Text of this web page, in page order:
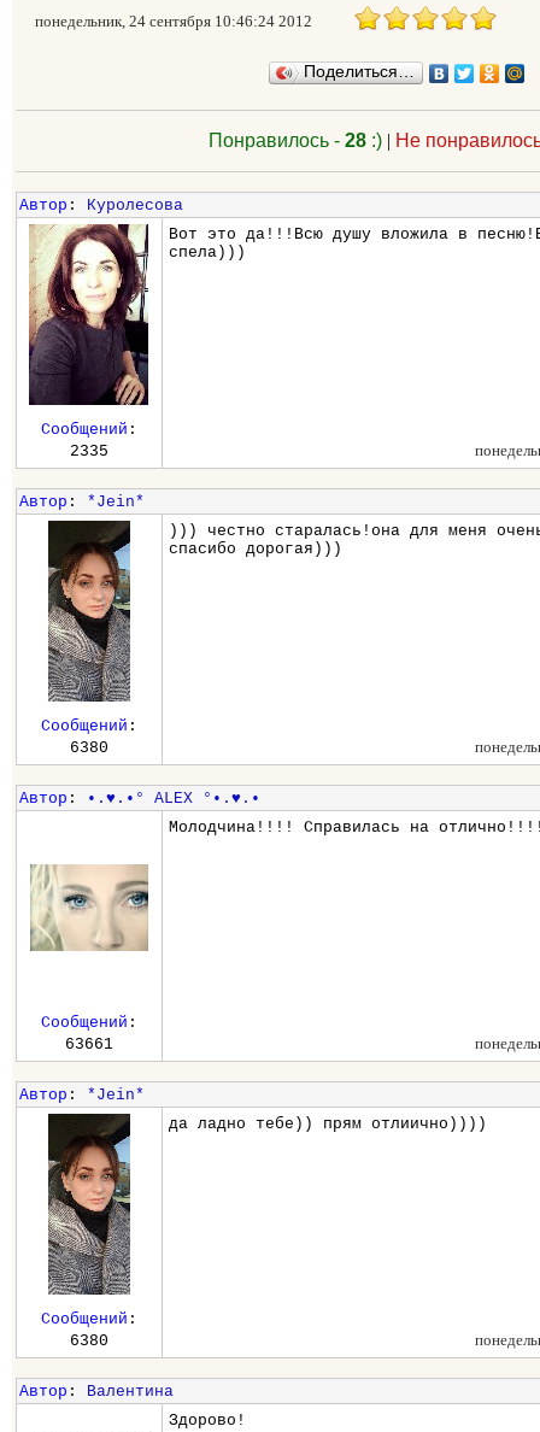
понедельник, 24 сентября 10:46:24 2012
Поделиться…
Понравилось -28 :) | Не
Автор : Куролесова
Вот это да!!!Всю душу вложила в
спела)))
Сообщений :
2335
Автор : *Jein*
))) честно старалась!она для меня
спасибо дорогая)))
Сообщений :
6380
Автор :
•.♥.•° ALEX °•.♥.•
Молодчина!!!! Справилась на
Сообщений :
63661
Автор : *Jein*
да ладно тебе)) прям отлиично))))
Сообщений :
6380
Автор : Валентина
Здорово!